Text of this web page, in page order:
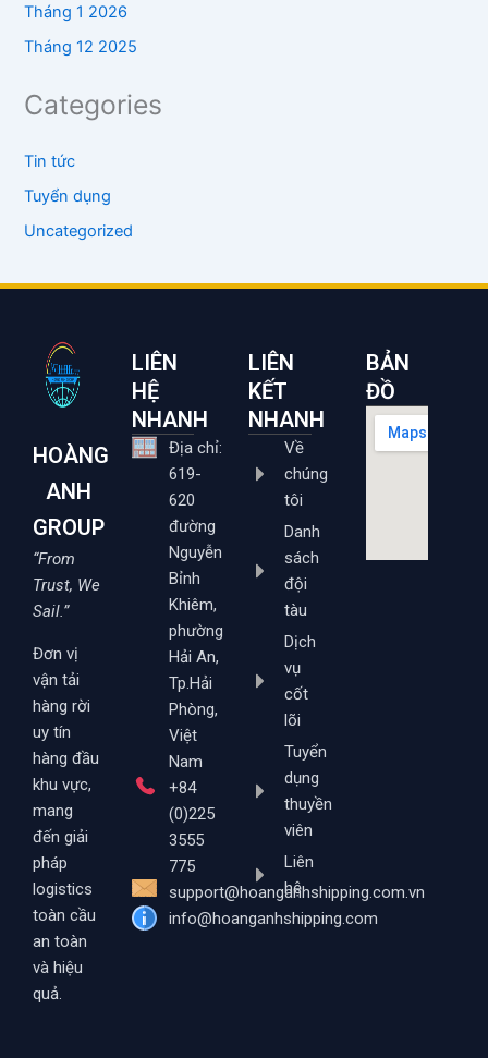
Tháng 1 2026
Tháng 12 2025
Categories
Tin tức
Tuyển dụng
Uncategorized
HOÀNG
ANH
GROUP
“From
Trust, We
Sail.”
Đơn vị
vận tải
hàng rời
uy tín
hàng đầu
khu vực,
mang
đến giải
pháp
logistics
toàn cầu
an toàn
và hiệu
quả.
LIÊN
HỆ
NHANH
Địa chỉ:
619-
620
đường
Nguyễn
Bỉnh
Khiêm,
phường
Hải An,
Tp.Hải
Phòng,
Việt
Nam
+84
(0)225
3555
775
support@hoanganhshipping.com.vn
info@hoanganhshipping.com
LIÊN
KẾT
NHANH
Về
chúng
tôi
Danh
sách
đội
tàu
Dịch
vụ
cốt
lõi
Tuyển
dụng
thuyền
viên
Liên
hệ
BẢN
ĐỒ